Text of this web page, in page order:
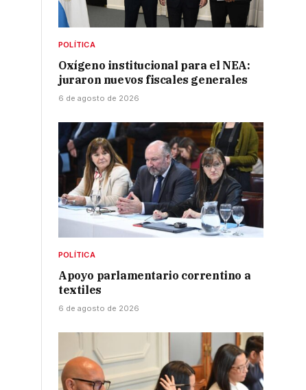
POLÍTICA
Oxígeno institucional para el NEA:
juraron nuevos fiscales generales
6 de agosto de 2026
POLÍTICA
Apoyo parlamentario correntino a
textiles
6 de agosto de 2026